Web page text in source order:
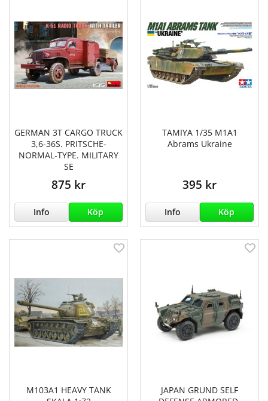
GERMAN 3T CARGO TRUCK
3,6-36S. PRITSCHE-
NORMAL-TYPE. MILITARY
SE
875 kr
Info Köp
TAMIYA 1/35 M1A1
Abrams Ukraine
395 kr
Info Köp
M103A1 HEAVY TANK
JAPAN GRUND SELF